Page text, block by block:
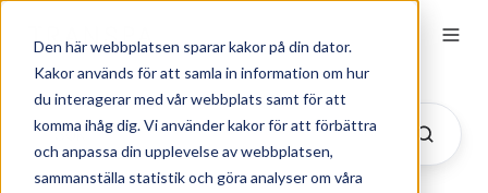
Den här webbplatsen sparar kakor på din dator.
Kakor används för att samla in information om hur
du interagerar med vår webbplats samt för att
komma ihåg dig. Vi använder kakor för att förbättra
och anpassa din upplevelse av webbplatsen,
sammanställa statistik och göra analyser om våra